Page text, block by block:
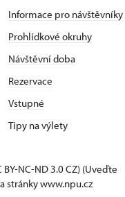
Informace pro návštěvníky
Prohlídkové okruhy
Návštěvní doba
Rezervace
Vstupné
Tipy na výlety
BY-NC-ND 3.0 CZ) (Uveďte
stránky www.npu.cz